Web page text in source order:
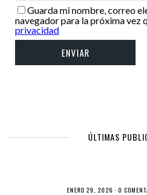
Guarda mi nombre, correo
navegador para la próxima vez
privacidad
ÚLTIMAS
ENERO 29, 2026 · 0